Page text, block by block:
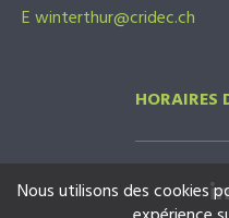
E winterthur@cridec.ch
HORAIRES
Nous utilisons des cookies